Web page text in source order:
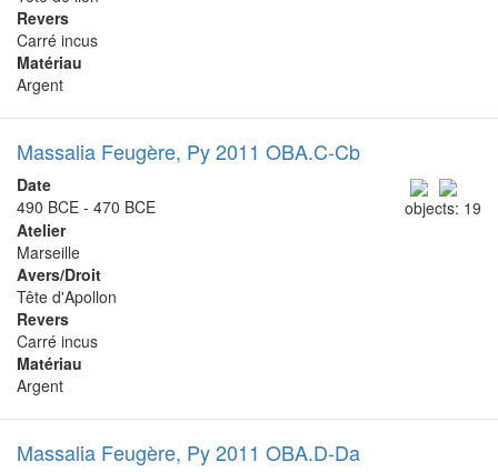
Revers
Carré incus
Matériau
Argent
Massalia Feugère, Py 2011 OBA.C-Cb
objects: 19
Date
490 BCE - 470 BCE
Atelier
Marseille
Avers/Droit
Tête d'Apollon
Revers
Carré incus
Matériau
Argent
Massalia Feugère, Py 2011 OBA.D-Da